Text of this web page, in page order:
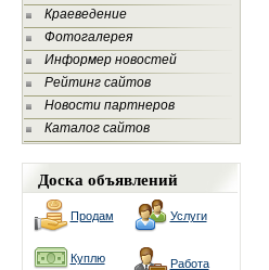
Краеведение
Фотогалерея
Информер новостей
Рейтинг сайтов
Новости партнеров
Каталог сайтов
Доска объявлений
Продам Услуги
Куплю Работа